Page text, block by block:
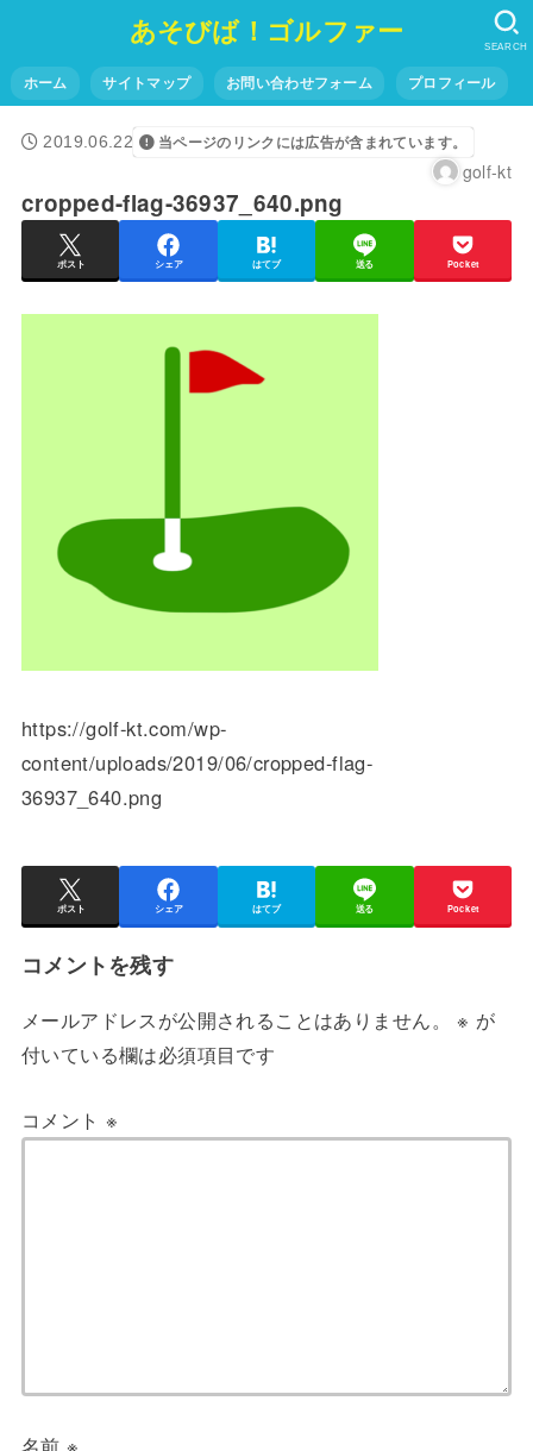
あそびば！ゴルファー
ホーム サイトマップ お問い合わせフォーム プロフィール
SEARCH
2019.06.22 当ページのリンクには広告が含まれています。
golf-kt
cropped-flag-36937_640.png
ポスト シェア はてブ 送る Pocket
https://golf-kt.com/wp-
content/uploads/2019/06/cropped-flag-
36937_640.png
ポスト シェア はてブ 送る Pocket
コメントを残す
メールアドレスが公開されることはありません。 ※ が
付いている欄は必須項目です
コメント ※
名前※